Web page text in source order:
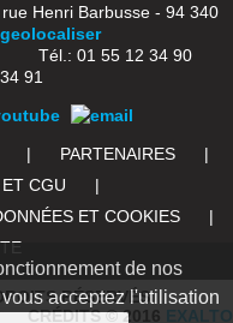
Henri Barbusse - 94 340
01 55 12 34 90
91
| PARTENAIRES
|
CGU
|
ET COOKIES
|
RÉSERVÉS
CRÉDITS © 2016 EXALTO
de nos
acceptez l'utilisation